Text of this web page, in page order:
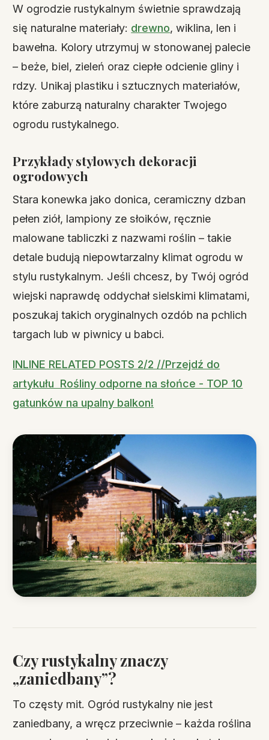
W ogrodzie rustykalnym świetnie sprawdzają
się naturalne materiały: drewno, wiklina, len i
bawełna. Kolory utrzymuj w stonowanej palecie
– beże, biel, zieleń oraz ciepłe odcienie gliny i
rdzy. Unikaj plastiku i sztucznych materiałów,
które zaburzą naturalny charakter Twojego
ogrodu rustykalnego.
Przykłady stylowych dekoracji
ogrodowych
Stara konewka jako donica, ceramiczny dzban
pełen ziół, lampiony ze słoików, ręcznie
malowane tabliczki z nazwami roślin – takie
detale budują niepowtarzalny klimat ogrodu w
stylu rustykalnym. Jeśli chcesz, by Twój ogród
wiejski naprawdę oddychał sielskimi klimatami,
poszukaj takich oryginalnych ozdób na pchlich
targach lub w piwnicy u babci.
INLINE RELATED POSTS 2/2 //Przejdź do
artykułu Rośliny odporne na słońce - TOP 10
gatunków na upalny balkon!
Czy rustykalny znaczy
„zaniedbany”?
To częsty mit. Ogród rustykalny nie jest
zaniedbany, a wręcz przeciwnie – każda roślina